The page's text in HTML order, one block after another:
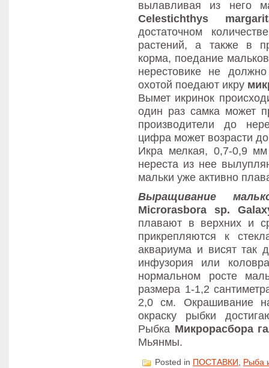
вылавливая из него
Celestichthys
достаточном
растений, а также в
корма, поедание
нерестовике не
охотой поедают икру
Вымет икринок
один раз самка может
производители до
цифра может возрасти
Икра мелкая, 0,7-0,9
нереста из нее
мальки уже активно
Выращивание
Microrasbora sp.
плавают в верхних и
прикрепляются к
аквариума и висят так
инфузория или
нормальном росте
размера 1-1,2
2,0 см. Окрашивание
окраску рыбки
Рыбка Микрорасбора
Мьянмы.
Posted in ПОСТАВКИ, Рыба